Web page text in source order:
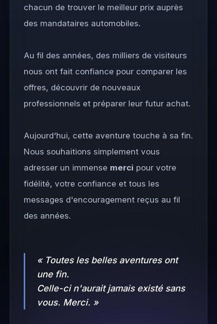
chacun de trouver le meilleur prix auprès
des mandataires automobiles.
Au fil des années, des milliers de visiteurs
nous ont fait confiance pour comparer les
offres, découvrir de nouveaux
professionnels et préparer leur futur achat.
Aujourd'hui, cette aventure touche à sa fin.
Nous souhaitions simplement vous
adresser un immense merci pour votre
fidélité, votre confiance et tous les
messages d'encouragement reçus au fil
des années.
« Toutes les belles aventures ont
une fin.
Celle-ci n'aurait jamais existé sans
vous. Merci. »